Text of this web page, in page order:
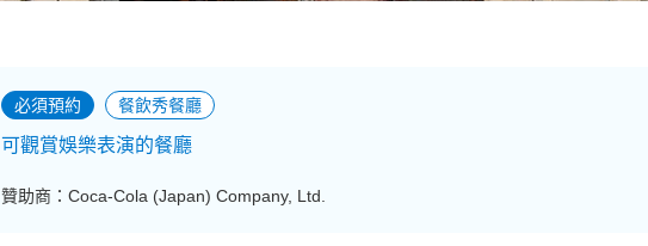
必須預約 餐飲秀餐廳
可觀賞娛樂表演的餐廳
贊助商：Coca-Cola (Japan) Company, Ltd.